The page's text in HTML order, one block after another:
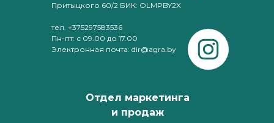
Притыцкого 60/2 БИК: OLMPBY2X
тел. +375297583536
Пн-пт: с 09.00 до 17.00
Электронная почта: dir@agra.by
Отдел маркетинга
и продаж